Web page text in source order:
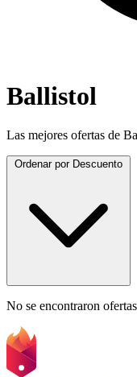
Ballistol
Las mejores ofertas de
Ordenar por Descuento
No se encontraron